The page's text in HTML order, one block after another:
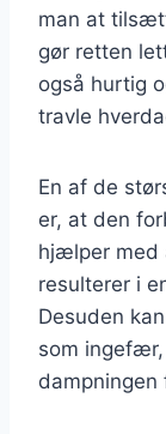
man at
gør retten
også hurtig
travle
En af de
er, at den
hjælper med
resulterer i
Desuden
som
dampningen